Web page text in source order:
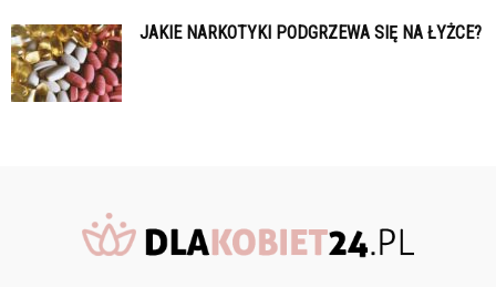
JAKIE NARKOTYKI PODGRZEWA SIĘ NA ŁYŻCE?